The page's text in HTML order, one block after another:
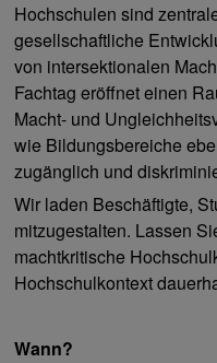
Hochschulen sind
gesellschaftliche
von intersektionalen
Fachtag eröffnet einen
Macht- und
wie Bildungsbereiche
zugänglich und
Wir laden Beschäftigte,
mitzugestalten. Lassen
machtkritische
Hochschulkontext
Wann?